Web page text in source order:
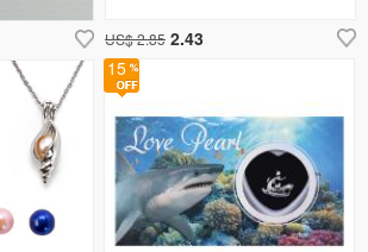
US$ 2.85 2.43
15